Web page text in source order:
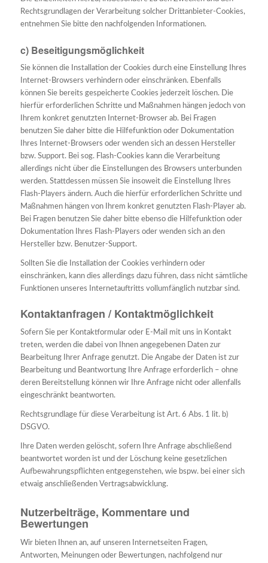
Rechtsgrundlagen der Verarbeitung solcher Drittanbieter-Cookies,
entnehmen Sie bitte den nachfolgenden Informationen.
c) Beseitigungsmöglichkeit
Sie können die Installation der Cookies durch eine Einstellung Ihres
Internet-Browsers verhindern oder einschränken. Ebenfalls
können Sie bereits gespeicherte Cookies jederzeit löschen. Die
hierfür erforderlichen Schritte und Maßnahmen hängen jedoch von
Ihrem konkret genutzten Internet-Browser ab. Bei Fragen
benutzen Sie daher bitte die Hilfefunktion oder Dokumentation
Ihres Internet-Browsers oder wenden sich an dessen Hersteller
bzw. Support. Bei sog. Flash-Cookies kann die Verarbeitung
allerdings nicht über die Einstellungen des Browsers unterbunden
werden. Stattdessen müssen Sie insoweit die Einstellung Ihres
Flash-Players ändern. Auch die hierfür erforderlichen Schritte und
Maßnahmen hängen von Ihrem konkret genutzten Flash-Player ab.
Bei Fragen benutzen Sie daher bitte ebenso die Hilfefunktion oder
Dokumentation Ihres Flash-Players oder wenden sich an den
Hersteller bzw. Benutzer-Support.
Sollten Sie die Installation der Cookies verhindern oder
einschränken, kann dies allerdings dazu führen, dass nicht sämtliche
Funktionen unseres Internetauftritts vollumfänglich nutzbar sind.
Kontaktanfragen / Kontaktmöglichkeit
Sofern Sie per Kontaktformular oder E-Mail mit uns in Kontakt
treten, werden die dabei von Ihnen angegebenen Daten zur
Bearbeitung Ihrer Anfrage genutzt. Die Angabe der Daten ist zur
Bearbeitung und Beantwortung Ihre Anfrage erforderlich – ohne
deren Bereitstellung können wir Ihre Anfrage nicht oder allenfalls
eingeschränkt beantworten.
Rechtsgrundlage für diese Verarbeitung ist Art. 6 Abs. 1 lit. b)
DSGVO.
Ihre Daten werden gelöscht, sofern Ihre Anfrage abschließend
beantwortet worden ist und der Löschung keine gesetzlichen
Aufbewahrungspflichten entgegenstehen, wie bspw. bei einer sich
etwaig anschließenden Vertragsabwicklung.
Nutzerbeiträge, Kommentare und
Bewertungen
Wir bieten Ihnen an, auf unseren Internetseiten Fragen,
Antworten, Meinungen oder Bewertungen, nachfolgend nur